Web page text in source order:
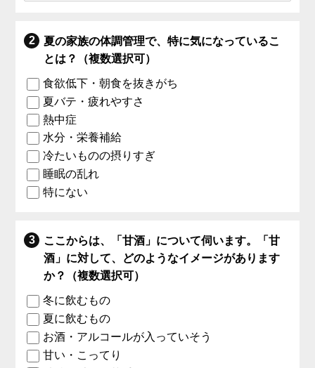
夏の家族の体調管理で、特に気になっているこ
とは？（複数選択可）
食欲低下・朝食を抜きがち
夏バテ・疲れやすさ
熱中症
水分・栄養補給
冷たいものの摂りすぎ
睡眠の乱れ
特にない
ここからは、「甘酒」について伺います。「甘
酒」に対して、どのようなイメージがあります
か？（複数選択可）
冬に飲むもの
夏に飲むもの
お酒・アルコールが入っていそう
甘い・こってり